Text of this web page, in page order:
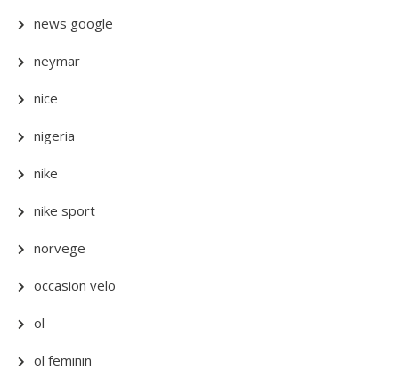
news google
neymar
nice
nigeria
nike
nike sport
norvege
occasion velo
ol
ol feminin